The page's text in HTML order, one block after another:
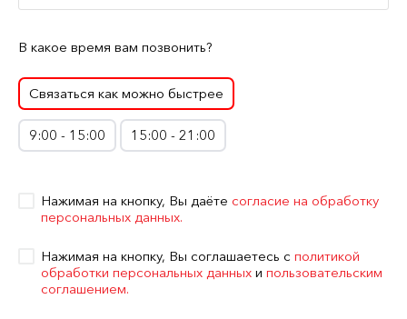
В какое время вам позвонить?
Связаться как можно быстрее
9:00 - 15:00 15:00 - 21:00
Нажимая на кнопку, Вы даёте согласие на обработку
персональных данных.
Нажимая на кнопку, Вы соглашаетесь с политикой
обработки персональных данных и пользовательским
соглашением.